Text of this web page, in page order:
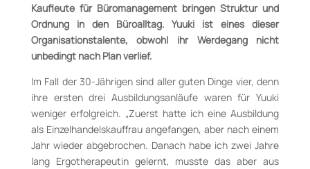
Kaufleute für Büromanagement bringen Struktur und
Ordnung in den Büroalltag.Yuuki ist eines dieser
Organisationstalente,obwohl ihr Werdegang nicht
unbedingt nach Planverlief.
Im Fall der 30-Jährigen sind aller guten Dinge vier, denn
ihre ersten drei Ausbildungsanläufe waren für Yuuki
weniger erfolgreich. „Zuerst hatte ich eine Ausbildung
als Einzelhandelskauffrau angefangen, aber nach einem
Jahr wieder abgebrochen. Danach habe ich zwei Jahre
lang Ergotherapeutin gelernt, musste das aber aus